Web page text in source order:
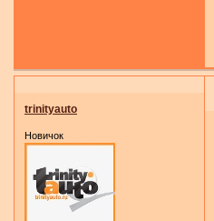
trinityauto
Новичок